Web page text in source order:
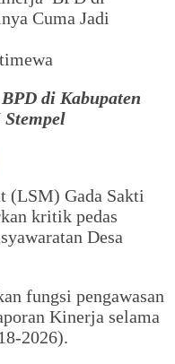
di Kabupaten
(LSM) Gada Sakti
kritik pedas
Desa
fungsi pengawasan
Kinerja selama
2026).